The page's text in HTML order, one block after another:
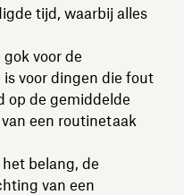
tijd, waarbij alles
voor de
voor dingen die fout
op de gemiddelde
een routinetaak
belang, de
van een